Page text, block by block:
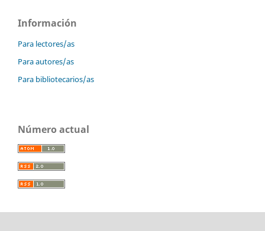
Información
Para lectores/as
Para autores/as
Para bibliotecarios/as
Número actual